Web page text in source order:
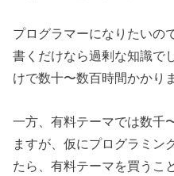
プログラマーになりたいの
書くだけなら過剰な知識で
けで数十〜数百時間かかり
一方、有料テーマでは数千
ますが、仮にプログラミン
たら、有料テーマを買うこ